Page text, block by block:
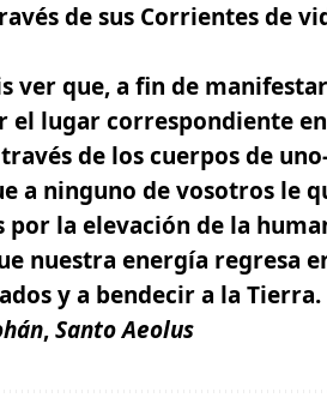
de sus Corrientes de
ver que, a fin de
el lugar correspondiente
de los cuerpos de
a ninguno de vosotros le
la elevación de la
nuestra energía regresa
y a bendecir a la Tierra.
,Santo Aeolus